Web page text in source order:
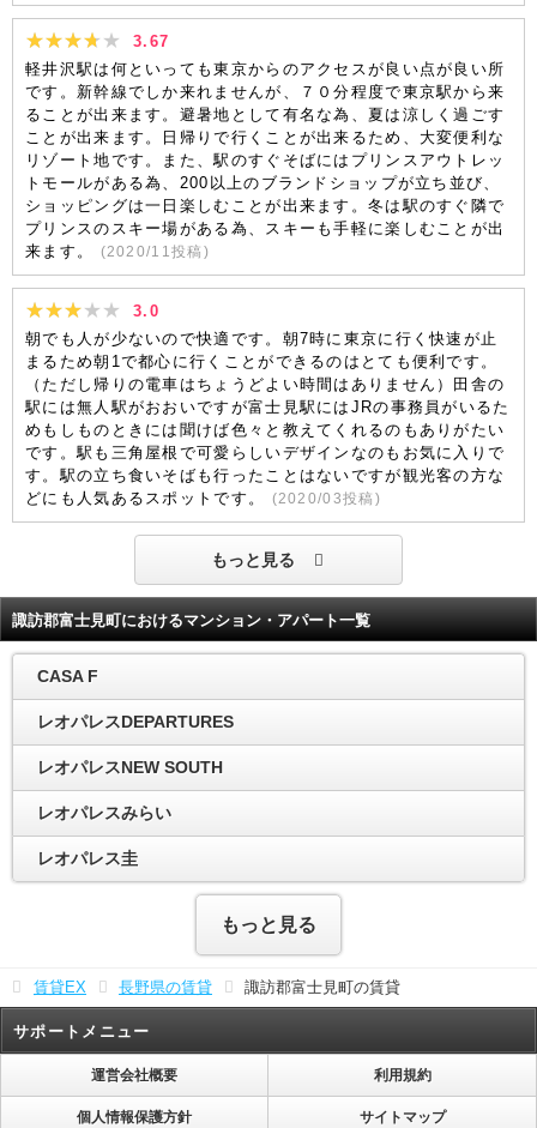
3.67
軽井沢駅は何といっても東京からのアクセスが良い点が良い所
です。新幹線でしか来れませんが、７０分程度で東京駅から来
ることが出来ます。避暑地として有名な為、夏は涼しく過ごす
ことが出来ます。日帰りで行くことが出来るため、大変便利な
リゾート地です。また、駅のすぐそばにはプリンスアウトレッ
トモールがある為、200以上のブランドショップが立ち並び、
ショッピングは一日楽しむことが出来ます。冬は駅のすぐ隣で
プリンスのスキー場がある為、スキーも手軽に楽しむことが出
来ます。
(2020/11投稿)
3.0
朝でも人が少ないので快適です。朝7時に東京に行く快速が止
まるため朝1で都心に行くことができるのはとても便利です。
（ただし帰りの電車はちょうどよい時間はありません）田舎の
駅には無人駅がおおいですが富士見駅にはJRの事務員がいるた
めもしものときには聞けば色々と教えてくれるのもありがたい
です。駅も三角屋根で可愛らしいデザインなのもお気に入りで
す。駅の立ち食いそばも行ったことはないですが観光客の方な
どにも人気あるスポットです。
(2020/03投稿)
もっと見る
諏訪郡富士見町におけるマンション・アパート一覧
CASA F
レオパレスDEPARTURES
レオパレスNEW SOUTH
レオパレスみらい
レオパレス圭
もっと見る
賃貸EX 長野県の賃貸 諏訪郡富士見町の賃貸
サポートメニュー
運営会社概要 利用規約
個人情報保護方針 サイトマップ